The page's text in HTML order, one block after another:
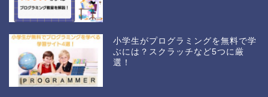
小学生がプログラミングを無料で学
ぶには？スクラッチなど5つに厳
選！